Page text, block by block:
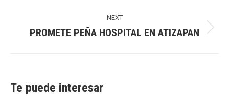
NEXT
Next
PROMETE PEÑA HOSPITAL EN ATIZAPAN
Te puede interesar